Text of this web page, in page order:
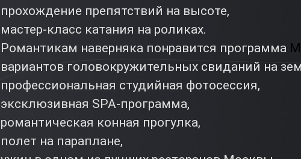
прохождение препятствий на высоте,
мастер-класс катания на роликах.
Романтикам наверняка понравится программа
вариантов головокружительных свиданий на
профессиональная студийная фотосессия,
эксклюзивная SPA-программа,
романтическая конная прогулка,
полет на параплане,